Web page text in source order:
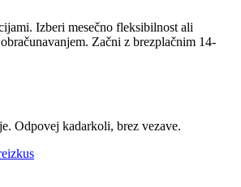
Izberi mesečno fleksibilnost ali
Začni z brezplačnim 14-
Odpovej kadarkoli, brez vezave.